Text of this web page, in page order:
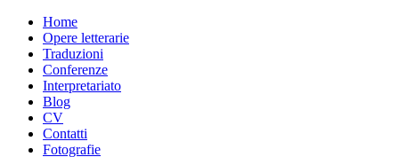
Home
Opere letterarie
Traduzioni
Conferenze
Interpretariato
Blog
CV
Contatti
Fotografie